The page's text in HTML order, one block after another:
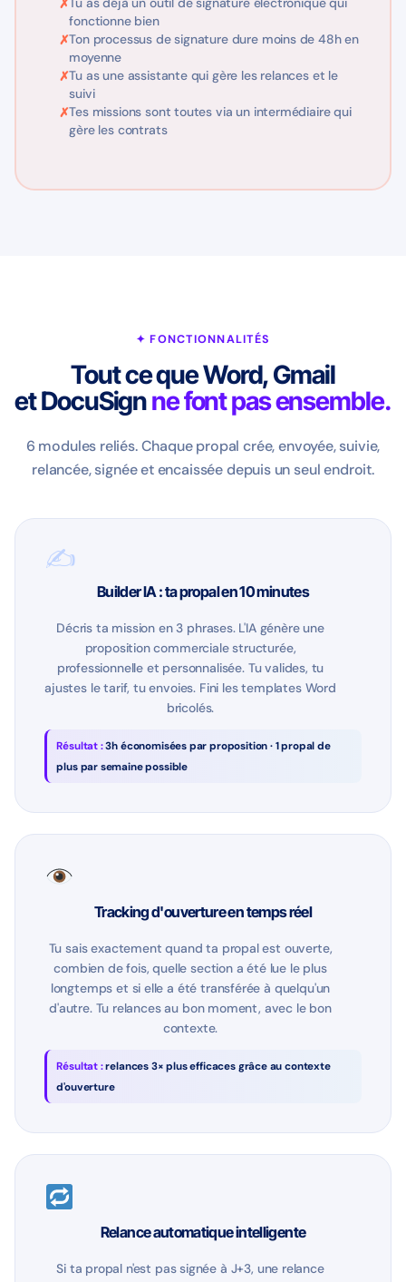
fonctionne bien
Ton processus de signature dure moins de 48h en
moyenne
Tu as une assistante qui gère les relances et le
suivi
Tes missions sont toutes via un intermédiaire qui
gère les contrats
✦ FONCTIONNALITÉS
Tout ce que Word, Gmail
et DocuSignne font pas ensemble.
6 modules reliés. Chaque propal crée, envoyée, suivie,
relancée, signée et encaissée depuis un seul endroit.
✍️
Builder IA : ta propal en 10 minutes
Décris ta mission en 3 phrases. L'IA génère une
proposition commerciale structurée,
professionnelle et personnalisée. Tu valides, tu
ajustes le tarif, tu envoies. Fini les templates Word
bricolés.
Résultat :3h économisées par proposition · 1 propal de
plus par semaine possible
Tracking d'ouverture en temps réel
Tu sais exactement quand ta propal est ouverte,
combien de fois, quelle section a été lue le plus
longtemps et si elle a été transférée à quelqu'un
d'autre. Tu relances au bon moment, avec le bon
contexte.
Résultat :relances 3× plus efficaces grâce au contexte
d'ouverture
Relance automatique intelligente
Si ta propal n'est pas signée à J+3, une relance